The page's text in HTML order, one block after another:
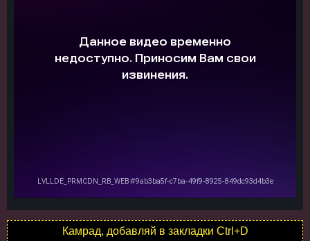
Камрад, добавляй в закладки Ctrl+D